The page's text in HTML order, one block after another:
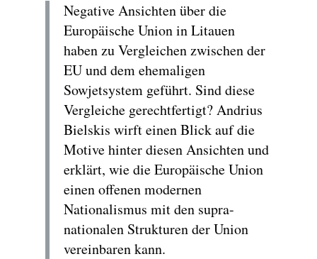
Negative Ansichten über die
Europäische Union in Litauen
haben zu Vergleichen zwischen der
EU und dem ehemaligen
Sowjetsystem geführt. Sind diese
Vergleiche gerechtfertigt? Andrius
Bielskis wirft einen Blick auf die
Motive hinter diesen Ansichten und
erklärt, wie die Europäische Union
einen offenen modernen
Nationalismus mit den supra-
nationalen Strukturen der Union
vereinbaren kann.